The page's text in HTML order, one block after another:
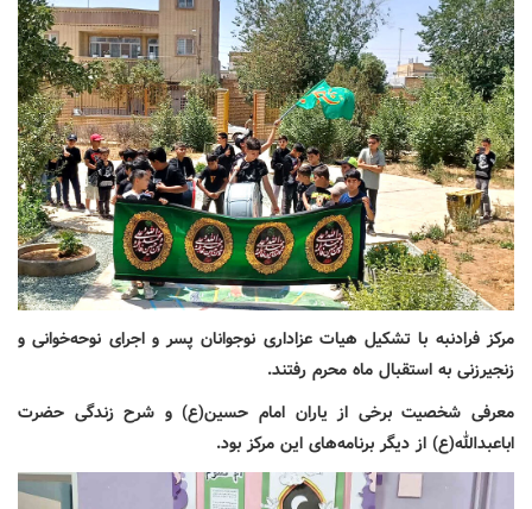
مرکز فرادنبه با تشکیل هیات عزاداری نوجوانان پسر و اجرای نوحه‌خوانی و
زنجیرزنی به استقبال ماه محرم رفتند.
معرفی شخصیت برخی از یاران امام حسین(ع) و شرح زندگی حضرت
اباعبدالله(ع) از دیگر برنامه‌های این مرکز بود.